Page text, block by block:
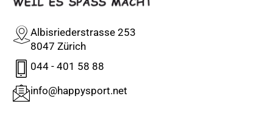
Albisriederstrasse 253
8047 Zürich
044 - 401 58 88
info@happysport.net